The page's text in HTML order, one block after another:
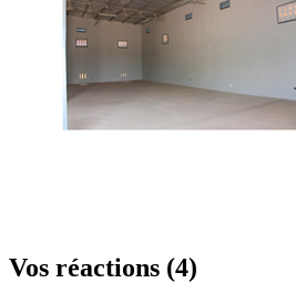
Vos réactions (4)